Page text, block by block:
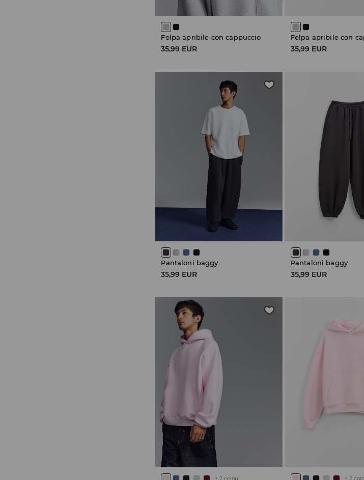
Felpa apribile con cappuccio
35,99 EUR
Felpa apribile con
35,99 EUR
Pantaloni baggy
35,99 EUR
Pantaloni baggy
35,99 EUR
+2 colori + 2